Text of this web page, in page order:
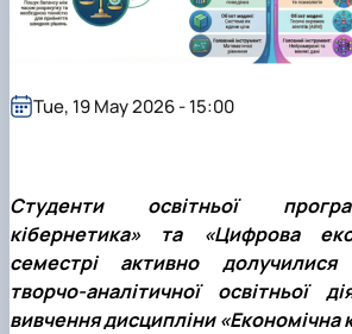
Студенти освітньої
кібернетика» та «Цифрова
семестрі активно долучилися
творчо-аналітичної освітньої
вивчення дисципліни «Економічна
Tue, 19 May 2026 - 15:00